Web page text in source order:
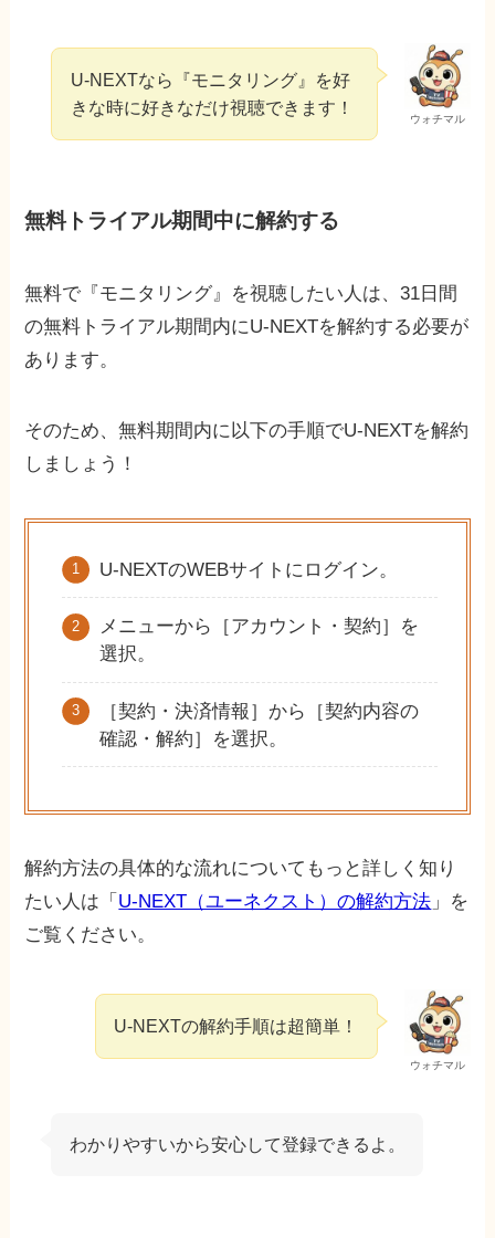
ウォチマル
U-NEXTなら『モニタリング』を好
きな時に好きなだけ視聴できます！
無料トライアル期間中に解約する
無料で『モニタリング』を視聴したい人は、31日間
の無料トライアル期間内にU-NEXTを解約する必要が
あります。
そのため、無料期間内に以下の手順でU-NEXTを解約
しましょう！
U-NEXTのWEBサイトにログイン。
メニューから［アカウント・契約］を
選択。
［契約・決済情報］から［契約内容の
確認・解約］を選択。
解約方法の具体的な流れについてもっと詳しく知り
たい人は「 U-NEXT（ユーネクスト）の解約方法 」を
ご覧ください。
ウォチマル
U-NEXTの解約手順は超簡単！
わかりやすいから安心して登録できるよ。